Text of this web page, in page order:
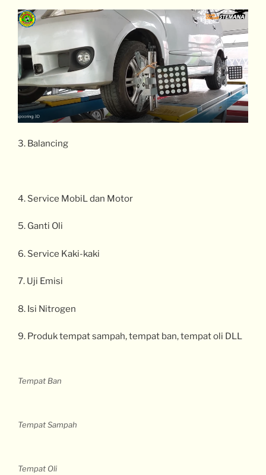
3. Balancing
4. Service MobiL dan Motor
5. Ganti Oli
6. Service Kaki-kaki
7. Uji Emisi
8. Isi Nitrogen
9. Produk tempat sampah, tempat ban, tempat oli DLL
Tempat Ban
Tempat Sampah
Tempat Oli